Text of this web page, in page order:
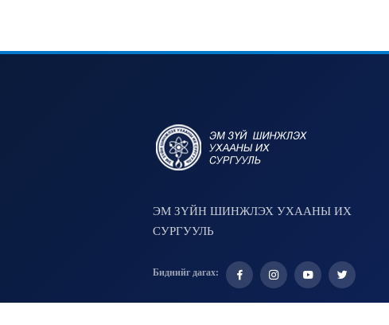
ЭМ ЗҮЙН ШИНЖЛЭХ УХААНЫ ИХ
СУРГУУЛЬ
Биднийг дагах: